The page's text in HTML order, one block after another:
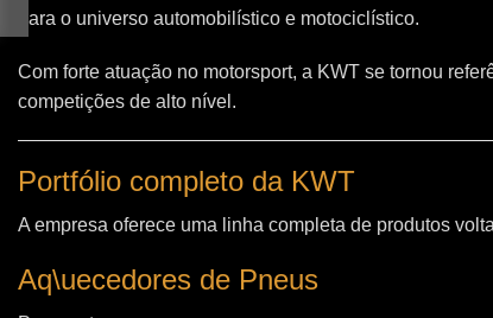
para o universo automobilístico e motociclístico.
Com forte atuação no motorsport, a KWT se tornou
competições de alto nível.
Portfólio completo da KWT
A empresa oferece uma linha completa de produtos
Aq\uecedores de Pneus